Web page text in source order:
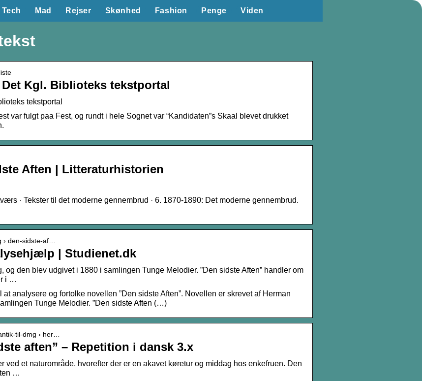
Tech Mad Rejser Skønhed Fashion Penge Viden
Det Kgl. Biblioteks tekstportal
tekstportal
var fulgt paa Fest, og rundt i hele Sognet var “Kandidaten”s Skaal blevet drukket
Aften | Litteraturhistorien
· Tekster til det moderne gennembrud · 6. 1870-1890: Det moderne gennembrud.
› den-sidste-af…
| Studienet.dk
og den blev udgivet i 1880 i samlingen Tunge Melodier. ”Den sidste Aften” handler om
i …
analysere og fortolke novellen ”Den sidste Aften”. Novellen er skrevet af Herman
Tunge Melodier. ”Den sidste Aften (…)
til-dmg › her…
aften” – Repetition i dansk 3.x
ved et naturområde, hvorefter der er en akavet køretur og middag hos enkefruen. Den
…